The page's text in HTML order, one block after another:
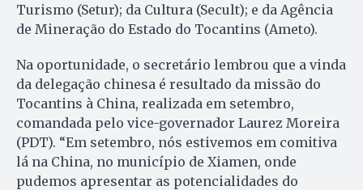
Turismo (Setur); da Cultura (Secult); e da Agência
de Mineração do Estado do Tocantins (Ameto).
Na oportunidade, o secretário lembrou que a vinda
da delegação chinesa é resultado da missão do
Tocantins à China, realizada em setembro,
comandada pelo vice-governador Laurez Moreira
(PDT). “Em setembro, nós estivemos em comitiva
lá na China, no município de Xiamen, onde
pudemos apresentar as potencialidades do